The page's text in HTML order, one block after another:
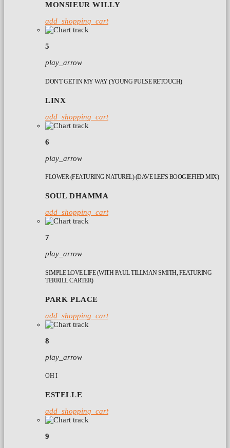
MONSIEUR WILLY
add_shopping_cart
5
play_arrow
DON'T GET IN MY WAY (YOUNG PULSE RETOUCH)
LINX
add_shopping_cart
6
play_arrow
FLOWER (FEATURING NATUREL) (DAVE LEE'S BOOGIEFIED MIX)
SOUL DHAMMA
add_shopping_cart
7
play_arrow
SIMPLE LOVE LIFE (WITH PAUL TILLMAN SMITH, FEATURING
TERRILL CARTER)
PARK PLACE
add_shopping_cart
8
play_arrow
OH I
ESTELLE
add_shopping_cart
9